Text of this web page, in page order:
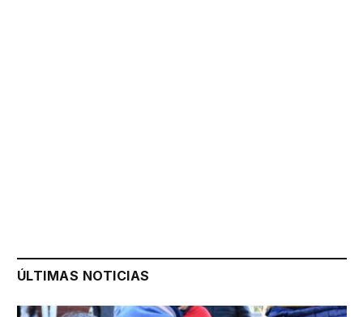
ÚLTIMAS NOTICIAS